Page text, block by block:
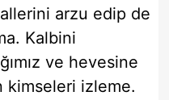
arzu edip de
Kalbini
ve hevesine
kimseleri izleme.